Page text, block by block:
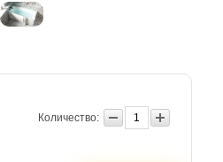
Количество: